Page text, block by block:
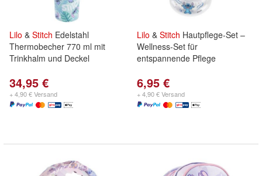
Lilo & Stitch Edelstahl
Thermobecher 770 ml mit
Trinkhalm und Deckel
34,95 €
+ 4,90 € Versand
Lilo & Stitch Hautpflege-Set –
Wellness-Set für
entspannende Pflege
6,95 €
+ 4,90 € Versand